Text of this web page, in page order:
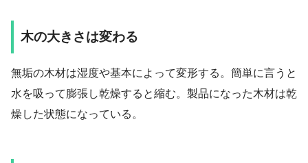
木の大きさは変わる
無垢の木材は湿度や基本によって変形する。簡単に言うと
水を吸って膨張し乾燥すると縮む。製品になった木材は乾
燥した状態になっている。